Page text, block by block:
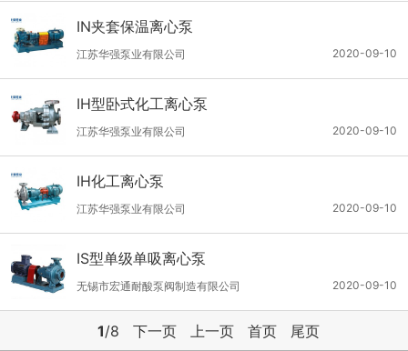
IN夹套保温离心泵
2020-09-10
江苏华强泵业有限公司
IH型卧式化工离心泵
2020-09-10
江苏华强泵业有限公司
IH化工离心泵
2020-09-10
江苏华强泵业有限公司
IS型单级单吸离心泵
2020-09-10
无锡市宏通耐酸泵阀制造有限公司
1/8 下一页 上一页 首页 尾页